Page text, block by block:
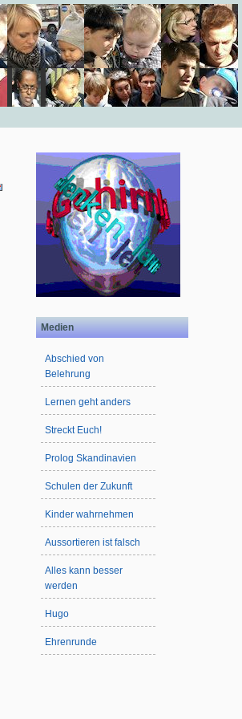
Medien
Abschied von
Belehrung
Lernen geht anders
Streckt Euch!
Prolog Skandinavien
Schulen der Zukunft
Kinder wahrnehmen
Aussortieren ist falsch
Alles kann besser
werden
Hugo
Ehrenrunde